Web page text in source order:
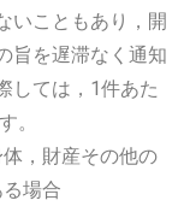
いこともあり，開
旨を遅滞なく通知
しては，1件あた
。
，財産その他の
場合